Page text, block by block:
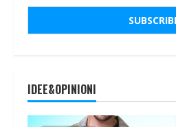
IDEE&OPINIONI